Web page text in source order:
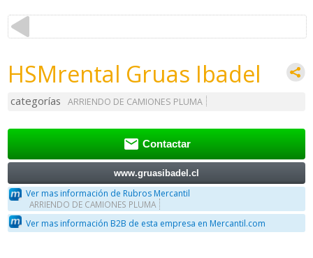
HSMrental Gruas Ibadel
categorías ARRIENDO DE CAMIONES PLUMA
 Contactar
www.gruasibadel.cl
Ver mas información de Rubros Mercantil
ARRIENDO DE CAMIONES PLUMA
Ver mas información B2B de esta empresa en Mercantil.com